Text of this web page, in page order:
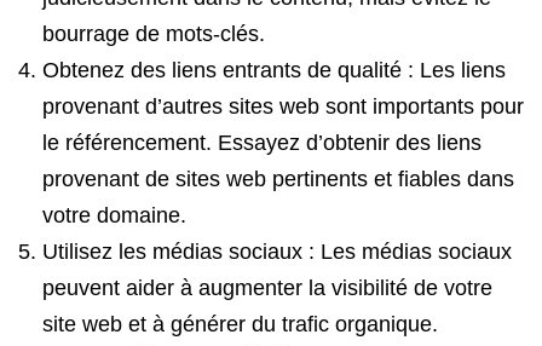
bourrage de mots-clés.
Obtenez des liens entrants de qualité : Les liens
provenant d’autres sites web sont importants pour
le référencement. Essayez d’obtenir des liens
provenant de sites web pertinents et fiables dans
votre domaine.
Utilisez les médias sociaux : Les médias sociaux
peuvent aider à augmenter la visibilité de votre
site web et à générer du trafic organique.